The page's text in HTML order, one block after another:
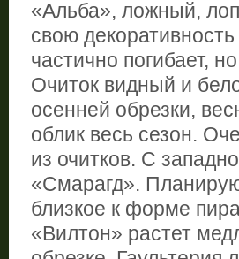
«Альба», ложный,
свою
частично погибает,
Очиток видный и
осенней обрезки,
облик весь сезон.
из очитков. С
«Смарагд».
близкое к форме
«Вилтон» растет